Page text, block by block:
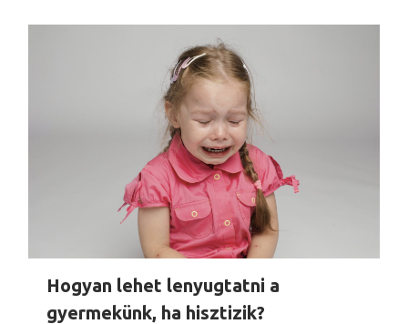
Hogyan lehet lenyugtatni a
gyermekünk, ha hisztizik?